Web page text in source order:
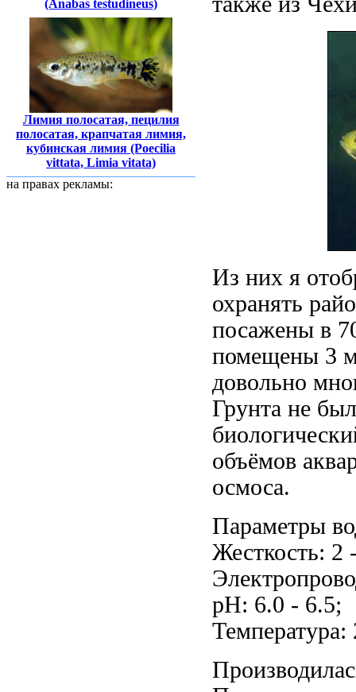
(Anabas testudineus)
Лимия полосатая, пецилия
полосатая, крапчатая лимия,
кубинская лимия (Poecilia
vittata, Limia vitata)
на правах рекламы:
Из них я
охранять
посажены в
помещены 3
довольно
Грунта не
объёмов
осмоса.
Параметры
Жесткость: 2
рН: 6.0 - 6.5;
Температура: